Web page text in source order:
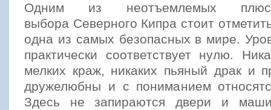
Одним из неотъемлемых
выбора Северного Кипра стоит
одна из самых безопасных в мире.
практически соответствует нулю.
мелких краж, никаких пьяный драк и
дружелюбны и с пониманием
Здесь не запираются двери и